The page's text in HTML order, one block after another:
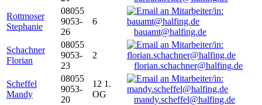
Rottmoser
Stephanie
08055
9053-
26
6
bauamt@halfing.de
Schachner
Florian
08055
9053-
23
2
florian.schachner@halfing.de
Scheffel
Mandy
08055
9053-
20
12 1.
OG
mandy.scheffel@halfing.de